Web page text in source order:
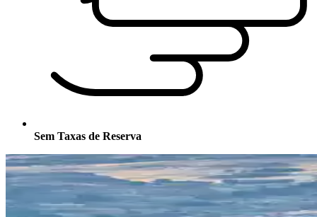
Sem Taxas de Reserva